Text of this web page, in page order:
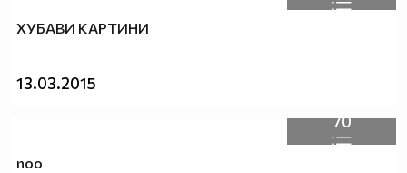
ХУБАВИ КАРТИНИ
13.03.2015
70
поо